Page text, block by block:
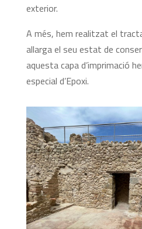
exterior.
A més, hem realitzat el
allarga el seu estat de
aquesta capa d’imprimació
especial d’Epoxi.